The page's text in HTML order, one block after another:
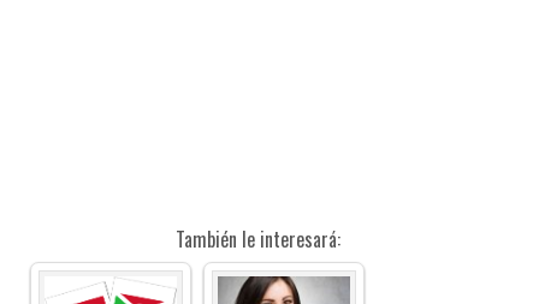
También le interesará: